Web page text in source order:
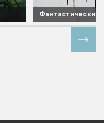
Фантастические